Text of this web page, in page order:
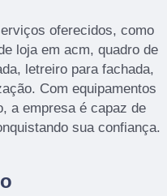
oferecidos, como
loja em acm, quadro de
letreiro para fachada,
Com equipamentos
a empresa é capaz de
sua confiança.